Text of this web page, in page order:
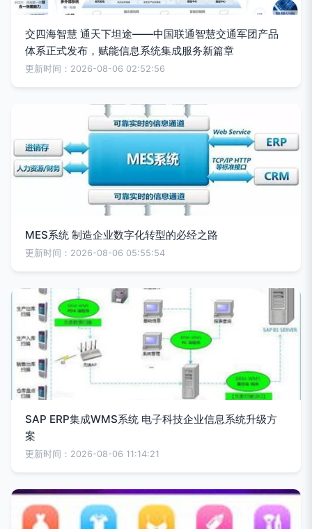
交四海智慧 通天下坦途——中国联通智慧交通军团产品
体系正式发布，赋能信息系统集成服务新篇章
更新时间：2026-08-06 02:52:56
MES系统 制造企业数字化转型的必经之路
更新时间：2026-08-06 05:55:54
SAP ERP集成WMS系统 电子科技企业信息系统升级方
案
更新时间：2026-08-06 11:14:21